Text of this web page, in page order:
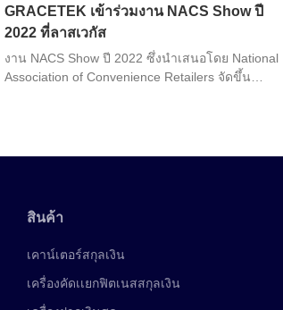
GRACETEK เข้าร่วมงาน NACS Show ปี
2022 ที่ลาสเวกัส
งาน NACS Show ปี 2022 ซึ่งนำเสนอโดย National
Association of Convenience Retailers จัดขึ้น
สินค้า
เคาน์เตอร์สกุลเงิน
เครื่องคัดเเยกฟิตเนสสกุลเงิน